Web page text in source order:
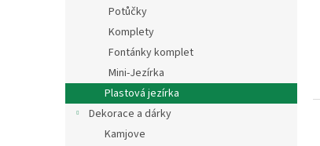
Potůčky
Komplety
Fontánky komplet
Mini-Jezírka
Plastová jezírka
Dekorace a dárky
Kamjove